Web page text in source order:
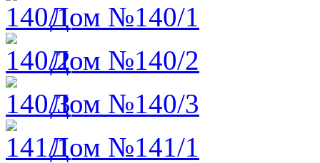
Дом №140/1
Дом №140/2
Дом №140/3
Дом №141/1